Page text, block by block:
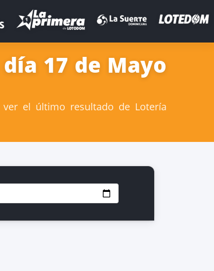
17 de Mayo
el último resultado de Lotería